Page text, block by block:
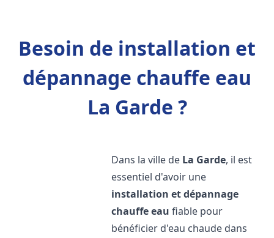
Besoin de installation et
dépannage chauffe eau
La Garde ?
Dans la ville de La Garde, il est
essentiel d'avoir une
installation et dépannage
chauffe eau fiable pour
bénéficier d'eau chaude dans